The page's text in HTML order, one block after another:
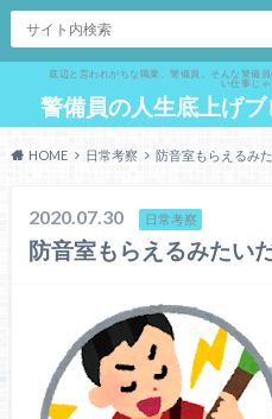
底辺と言われがちな職業、警備員。そんな警備
い仕事じゃ
警備員の人生底上げブ
HOME 日常考察 防音室もらえるみ
2020.07.30 日常考察
防音室もらえるみたい